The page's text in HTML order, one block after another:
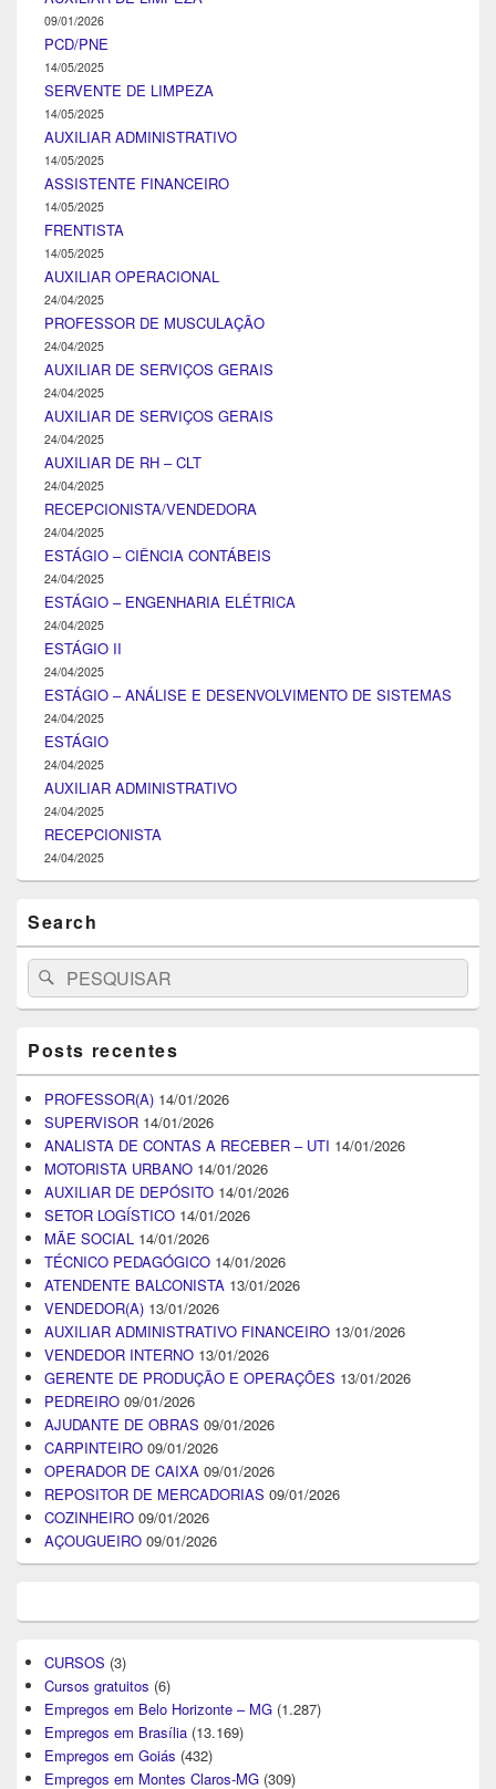
09/01/2026
PCD/PNE
14/05/2025
SERVENTE DE LIMPEZA
14/05/2025
AUXILIAR ADMINISTRATIVO
14/05/2025
ASSISTENTE FINANCEIRO
14/05/2025
FRENTISTA
14/05/2025
AUXILIAR OPERACIONAL
24/04/2025
PROFESSOR DE MUSCULAÇÃO
24/04/2025
AUXILIAR DE SERVIÇOS GERAIS
24/04/2025
AUXILIAR DE SERVIÇOS GERAIS
24/04/2025
AUXILIAR DE RH – CLT
24/04/2025
RECEPCIONISTA/VENDEDORA
24/04/2025
ESTÁGIO – CIÊNCIA CONTÁBEIS
24/04/2025
ESTÁGIO – ENGENHARIA ELÉTRICA
24/04/2025
ESTÁGIO II
24/04/2025
ESTÁGIO – ANÁLISE E DESENVOLVIMENTO DE SISTEMAS
24/04/2025
ESTÁGIO
24/04/2025
AUXILIAR ADMINISTRATIVO
24/04/2025
RECEPCIONISTA
24/04/2025
Search
Search
for:
Pesquisar
Posts recentes
PROFESSOR(A) 14/01/2026
SUPERVISOR 14/01/2026
ANALISTA DE CONTAS A RECEBER – UTI 14/01/2026
MOTORISTA URBANO 14/01/2026
AUXILIAR DE DEPÓSITO 14/01/2026
SETOR LOGÍSTICO 14/01/2026
MÃE SOCIAL 14/01/2026
TÉCNICO PEDAGÓGICO 14/01/2026
ATENDENTE BALCONISTA 13/01/2026
VENDEDOR(A) 13/01/2026
AUXILIAR ADMINISTRATIVO FINANCEIRO 13/01/2026
VENDEDOR INTERNO 13/01/2026
GERENTE DE PRODUÇÃO E OPERAÇÕES 13/01/2026
PEDREIRO 09/01/2026
AJUDANTE DE OBRAS 09/01/2026
CARPINTEIRO 09/01/2026
OPERADOR DE CAIXA 09/01/2026
REPOSITOR DE MERCADORIAS 09/01/2026
COZINHEIRO 09/01/2026
AÇOUGUEIRO 09/01/2026
CURSOS (3)
Cursos gratuitos (6)
Empregos em Belo Horizonte – MG (1.287)
Empregos em Brasília (13.169)
Empregos em Goiás (432)
Empregos em Montes Claros-MG (309)